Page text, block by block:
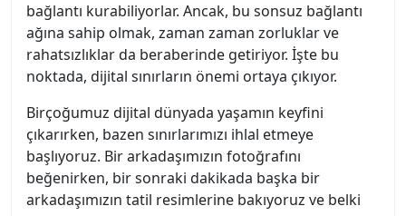
bağlantı kurabiliyorlar. Ancak, bu sonsuz bağlantı
ağına sahip olmak, zaman zaman zorluklar ve
rahatsızlıklar da beraberinde getiriyor. İşte bu
noktada, dijital sınırların önemi ortaya çıkıyor.
Birçoğumuz dijital dünyada yaşamın keyfini
çıkarırken, bazen sınırlarımızı ihlal etmeye
başlıyoruz. Bir arkadaşımızın fotoğrafını
beğenirken, bir sonraki dakikada başka bir
arkadaşımızın tatil resimlerine bakıyoruz ve belki